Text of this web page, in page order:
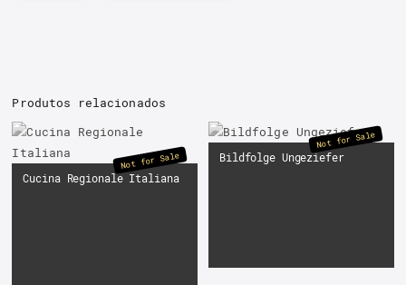
Produtos relacionados
Cucina Regionale Italiana
Not for Sale Bildfolge Ungeziefer
Not for Sale